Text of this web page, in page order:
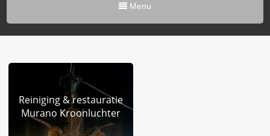
Menu
Reiniging & restauratie
Murano Kroonluchter